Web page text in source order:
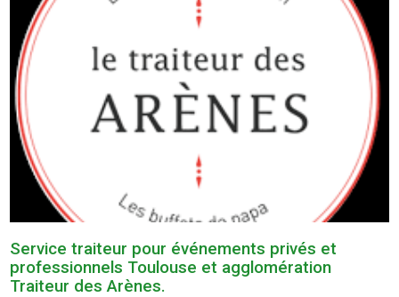
Service traiteur pour événements privés et
professionnels Toulouse et agglomération
Traiteur des Arènes.